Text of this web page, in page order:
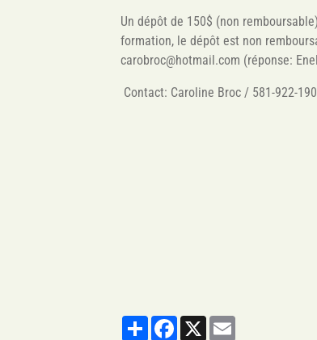
Un dépôt de 150$ (non
formation, le dépôt est non
carobroc@hotmail.com (réponse:
Contact: Caroline Broc / 581-922-
PartagerFacebook
X